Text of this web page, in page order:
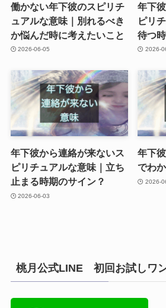
働かない年下彼のスピリチ
ュアルな意味｜別れるべき
か悩んだ時に考えたいこと
2026-06-05
年下
ピリ
待つ
2026-
年下彼から連絡が来ないス
ピリチュアルな意味｜立ち
止まる時期のサイン？
2026-06-03
年下
でわ
2026-
桃月公式LINE 初回お試しワ